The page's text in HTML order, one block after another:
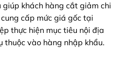
khách hàng cắt giảm chi
cấp mức giá gốc tại
thực hiện mục tiêu nội địa
thuộc vào hàng nhập khẩu.